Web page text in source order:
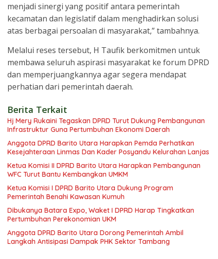
menjadi sinergi yang positif antara pemerintah
kecamatan dan legislatif dalam menghadirkan solusi
atas berbagai persoalan di masyarakat,” tambahnya.
Melalui reses tersebut, H Taufik berkomitmen untuk
membawa seluruh aspirasi masyarakat ke forum DPRD
dan memperjuangkannya agar segera mendapat
perhatian dari pemerintah daerah.
Berita Terkait
Hj Mery Rukaini Tegaskan DPRD Turut Dukung Pembangunan
Infrastruktur Guna Pertumbuhan Ekonomi Daerah
Anggota DPRD Barito Utara Harapkan Pemda Perhatikan
Kesejahteraan Linmas Dan Kader Posyandu Kelurahan Lanjas
Ketua Komisi II DPRD Barito Utara Harapkan Pembangunan
WFC Turut Bantu Kembangkan UMKM
Ketua Komisi I DPRD Barito Utara Dukung Program
Pemerintah Benahi Kawasan Kumuh
Dibukanya Batara Expo, Waket I DPRD Harap Tingkatkan
Pertumbuhan Perekonomian UKM
Anggota DPRD Barito Utara Dorong Pemerintah Ambil
Langkah Antisipasi Dampak PHK Sektor Tambang